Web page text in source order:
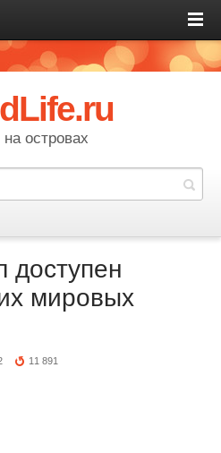
островах
доступен
мировых
11 891